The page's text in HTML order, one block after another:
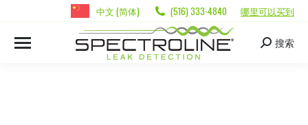
中文 (简体) (516) 333-4840 哪里可以买到
搜索